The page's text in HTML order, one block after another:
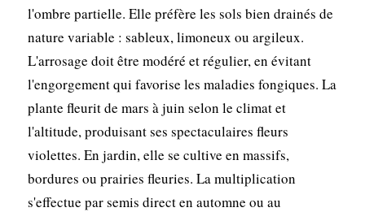
l'ombre partielle. Elle préfère les sols bien drainés de
nature variable : sableux, limoneux ou argileux.
L'arrosage doit être modéré et régulier, en évitant
l'engorgement qui favorise les maladies fongiques. La
plante fleurit de mars à juin selon le climat et
l'altitude, produisant ses spectaculaires fleurs
violettes. En jardin, elle se cultive en massifs,
bordures ou prairies fleuries. La multiplication
s'effectue par semis direct en automne ou au